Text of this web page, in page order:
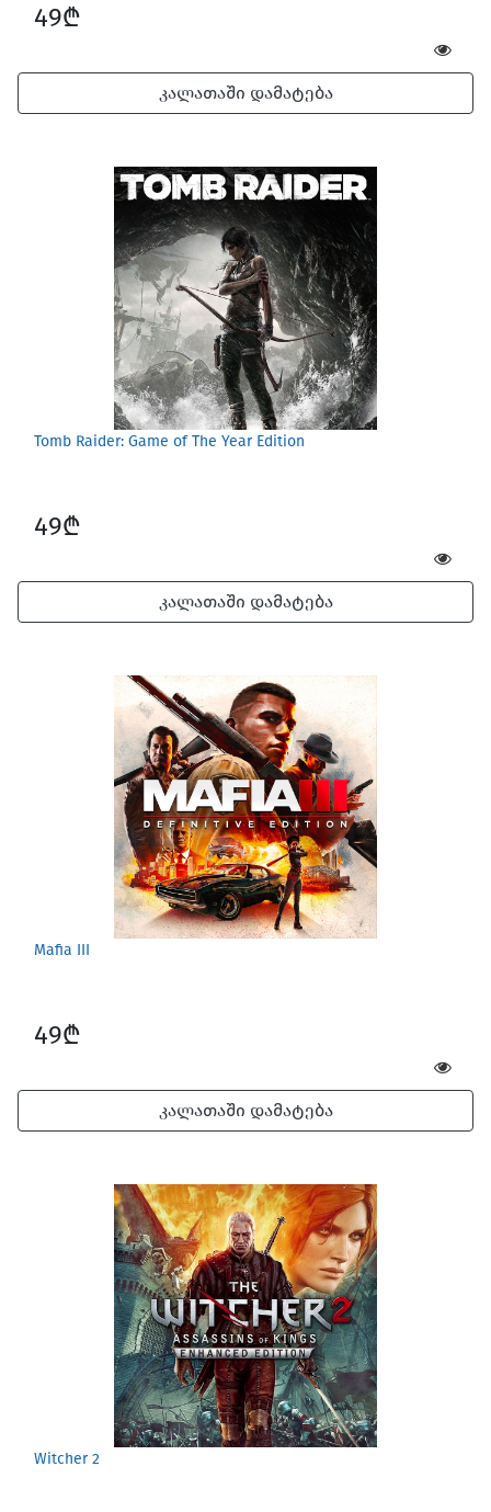
49₾
კალათაში დამატება
Tomb Raider: Game of The Year Edition
49₾
კალათაში დამატება
Mafia III
49₾
კალათაში დამატება
Witcher 2